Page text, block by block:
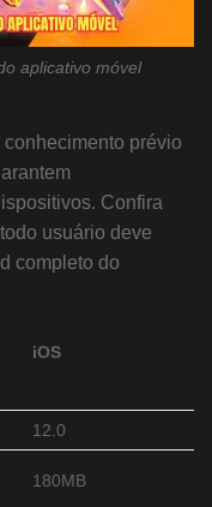
aplicativo móvel
conhecimento prévio
Confira
usuário deve
completo do
iOS
12.0
180MB